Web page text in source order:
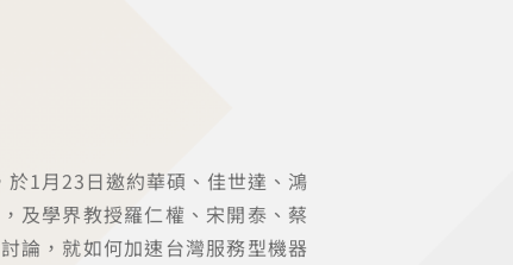
1月23日邀約華碩、佳世達、鴻
及學界教授羅仁權、宋開泰、蔡
論，就如何加速台灣服務型機器